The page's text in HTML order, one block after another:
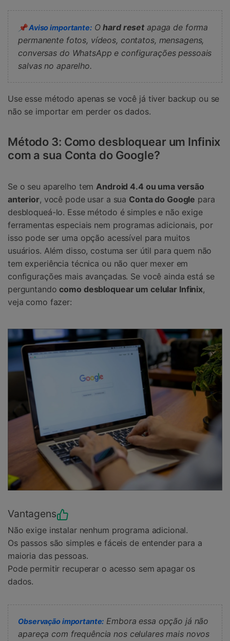
📌 Aviso importante:Ohard reset apaga de forma
permanente fotos, vídeos, contatos, mensagens,
conversas do WhatsApp e configurações pessoais
salvas no aparelho.
Use esse método apenas se você já tiver backup ou se
não se importar em perder os dados.
Método 3: Como desbloquear um Infinix
com a sua Conta do Google?
Se o seu aparelho temAndroid 4.4 ou uma versão
anterior, você pode usar a sua Conta do Google para
desbloqueá-lo. Esse método é simples e não exige
ferramentas especiais nem programas adicionais, por
isso pode ser uma opção acessível para muitos
usuários. Além disso, costuma ser útil para quem não
tem experiência técnica ou não quer mexer em
configurações mais avançadas. Se você ainda está se
perguntandocomo desbloquear um celular Infinix,
veja como fazer:
Vantagens
Não exige instalar nenhum programa adicional.
Os passos são simples e fáceis de entender para a
maioria das pessoas.
Pode permitir recuperar o acesso sem apagar os
dados.
Observação importante: Embora essa opção já não
apareça com frequência nos celulares mais novos